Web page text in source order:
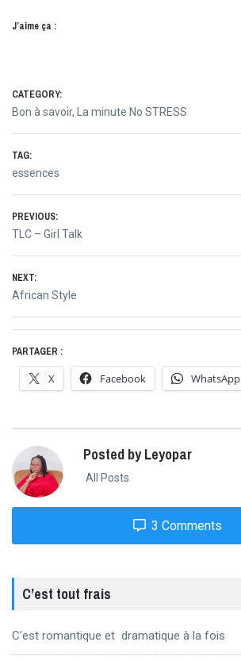
J’aime ça :
CATEGORY:
Bon à savoir, La minute No STRESS
TAG:
essences
Navigation
de
l’article
PREVIOUS:
Previous
post:
TLC – Girl Talk
NEXT:
Next
post:
African Style
PARTAGER :
X Facebook WhatsApp
Posted by Leyopar
All Posts
3 Comments
C’est tout frais
C’est romantique et dramatique à la fois